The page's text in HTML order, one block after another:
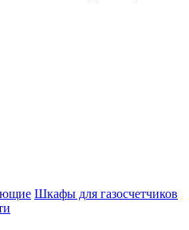
Шкафы для газосчетчиков